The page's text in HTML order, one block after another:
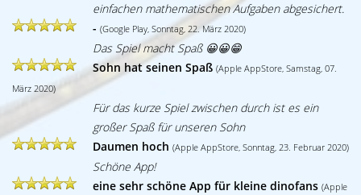
einfachen mathematischen Aufgaben abgesichert.
- (Google Play, Sonntag, 22. März 2020)
Das Spiel macht Spaß 😀😀😁
Sohn hat seinen Spaß (Apple AppStore, Samstag, 07.
März 2020)
Für das kurze Spiel zwischen durch ist es ein
großer Spaß für unseren Sohn
Daumen hoch (Apple AppStore, Sonntag, 23. Februar 2020)
Schöne App!
eine sehr schöne App für kleine dinofans (Apple